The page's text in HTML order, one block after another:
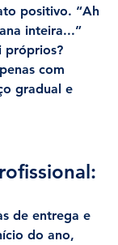
positivo. “Ah
inteira...”
próprios?
com
gradual e
de entrega e
do ano,